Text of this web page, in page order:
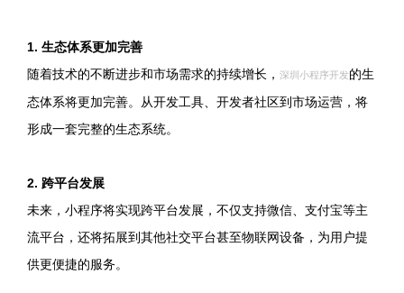
1. 生态体系更加完善
随着技术的不断进步和市场需求的持续增长， 深圳小程序开发的生
态体系将更加完善。从开发工具、开发者社区到市场运营，将
形成一套完整的生态系统。
2. 跨平台发展
未来，小程序将实现跨平台发展，不仅支持微信、支付宝等主
流平台，还将拓展到其他社交平台甚至物联网设备，为用户提
供更便捷的服务。